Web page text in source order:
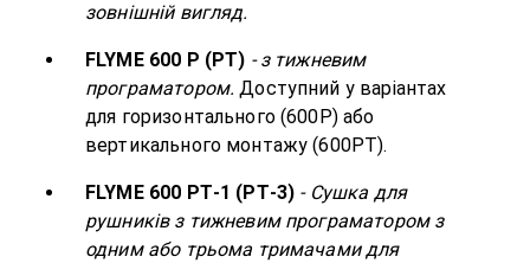
зовнішній вигляд.
FLYME 600 P (РТ) - з тижневим
програматором. Доступний у варіантах
для горизонтального (600Р) або
вертикального монтажу (600PT).
FLYME 600 PТ-1 (PТ-3) - Сушка для
рушників з тижневим програматором з
одним або трьома тримачами для